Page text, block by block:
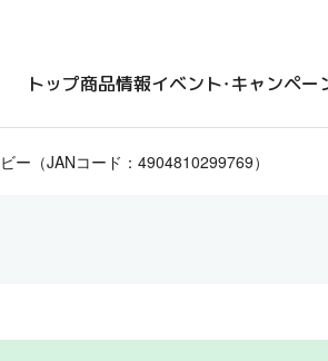
トップ商品情報イベント・キャンペー
ー（JANコード：4904810299769）